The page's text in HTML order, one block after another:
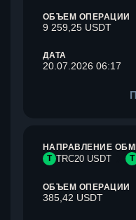
ОБЪЕМ ОПЕРАЦИИ
9 259,25 USDT
ДАТА
20.07.2026 06:17
НАПРАВЛЕНИЕ
T TRC20 USDT Т
ОБЪЕМ ОПЕРАЦИИ
385,42 USDT